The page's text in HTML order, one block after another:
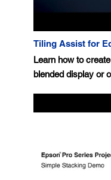
Tiling Assist for
Learn how to
blended display or